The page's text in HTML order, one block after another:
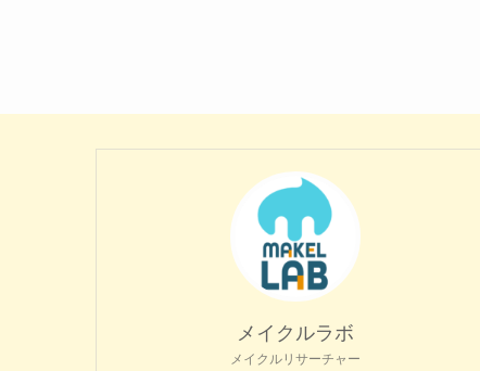
メイクルラボ
メイクルリサーチャー